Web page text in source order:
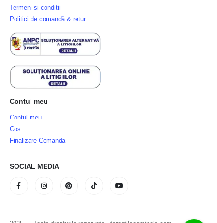
Termeni si conditii
Politici de comandă & retur
Contul meu
Contul meu
Cos
Finalizare Comanda
SOCIAL MEDIA